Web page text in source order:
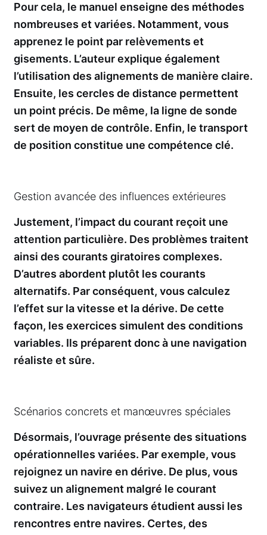
Pour cela, le manuel enseigne des méthodes
nombreuses et variées. Notamment, vous
apprenez le point par relèvements et
gisements. L’auteur explique également
l’utilisation des alignements de manière claire.
Ensuite, les cercles de distance permettent
un point précis. De même, la ligne de sonde
sert de moyen de contrôle. Enfin, le transport
de position constitue une compétence clé.
Gestion avancée des influences extérieures
Justement, l’impact du courant reçoit une
attention particulière. Des problèmes traitent
ainsi des courants giratoires complexes.
D’autres abordent plutôt les courants
alternatifs. Par conséquent, vous calculez
l’effet sur la vitesse et la dérive. De cette
façon, les exercices simulent des conditions
variables. Ils préparent donc à une navigation
réaliste et sûre.
Scénarios concrets et manœuvres spéciales
Désormais, l’ouvrage présente des situations
opérationnelles variées. Par exemple, vous
rejoignez un navire en dérive. De plus, vous
suivez un alignement malgré le courant
contraire. Les navigateurs étudient aussi les
rencontres entre navires. Certes, des